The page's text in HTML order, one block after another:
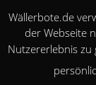
Wällerbote.de
der Webseite
Nutzererlebnis zu